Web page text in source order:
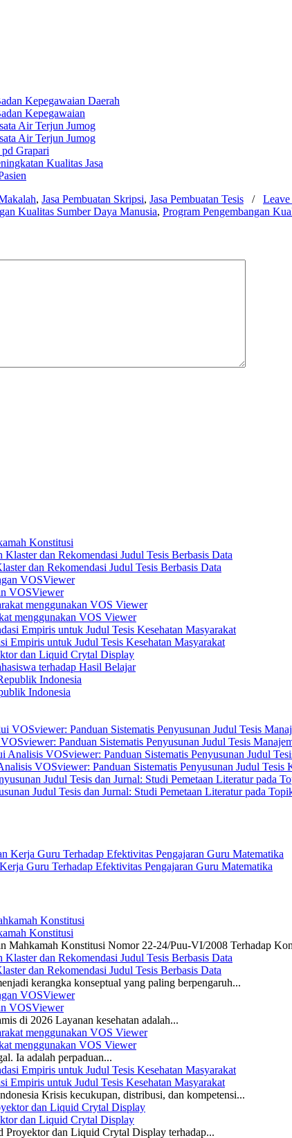
Kepegawaian Daerah
Kepegawaian
Air Terjun Jumog
Air Terjun Jumog
Grapari
Kualitas Jasa
, Jasa Pembuatan Skripsi, Jasa Pembuatan Tesis / Leave
Kualitas Sumber Daya Manusia, Program Pengembangan
Konstitusi
dan Rekomendasi Judul Tesis Berbasis Data
VOSViewer
menggunakan VOS Viewer
Empiris untuk Judul Tesis Kesehatan Masyarakat
dan Liquid Crytal Display
terhadap Hasil Belajar
Indonesia
Panduan Sistematis Penyusunan Judul Tesis
VOSviewer: Panduan Sistematis Penyusunan Judul Tesis
Judul Tesis dan Jurnal: Studi Pemetaan Literatur pada
Guru Terhadap Efektivitas Pengajaran Guru Matematika
Konstitusi
Mahkamah Konstitusi Nomor 22-24/Puu-VI/2008 Terhadap
dan Rekomendasi Judul Tesis Berbasis Data
kerangka konseptual yang paling berpengaruh...
VOSViewer
di 2026 Layanan kesehatan adalah...
menggunakan VOS Viewer
Ia adalah perpaduan...
Empiris untuk Judul Tesis Kesehatan Masyarakat
Krisis kecukupan, distribusi, dan kompetensi...
dan Liquid Crytal Display
Proyektor dan Liquid Crytal Display terhadap...